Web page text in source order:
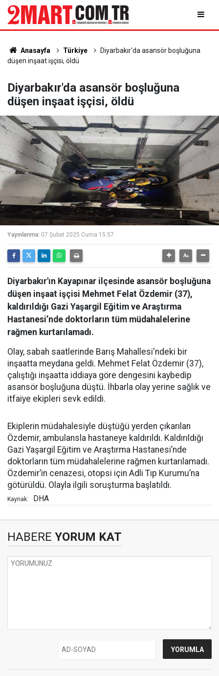
Anasayfa Türkiye
Diyarbakır'da asansör boşluğuna
düşen inşaat işçisi, öldü
Diyarbakır'da asansör boşluğuna
düşen inşaat işçisi, öldü
Yayınlanma: 07 Şubat 2025 Cuma 15:57
Diyarbakır'ın Kayapınar ilçesinde asansör boşluğuna
düşen inşaat işçisi Mehmet Felat Özdemir (37),
kaldırıldığı Gazi Yaşargil Eğitim ve Araştırma
Hastanesi’nde doktorların tüm müdahalelerine
rağmen kurtarılamadı.
Olay, sabah saatlerinde Barış Mahallesi'ndeki bir
inşaatta meydana geldi. Mehmet Felat Özdemir (37),
çalıştığı inşaatta iddiaya göre dengesini kaybedip
asansör boşluğuna düştü. İhbarla olay yerine sağlık ve
itfaiye ekipleri sevk edildi.
Ekiplerin müdahalesiyle düştüğü yerden çıkarılan
Özdemir, ambulansla hastaneye kaldırıldı. Kaldırıldığı
Gazi Yaşargil Eğitim ve Araştırma Hastanesi’nde
doktorların tüm müdahalelerine rağmen kurtarılamadı.
Özdemir’in cenazesi, otopsi için Adli Tıp Kurumu’na
götürüldü. Olayla ilgili soruşturma başlatıldı.
Kaynak: DHA
HABERE YORUM KAT